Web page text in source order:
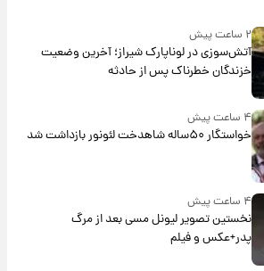
۲ ساعت پیش
آتش‌سوزی در لوناپارک شیراز؛ آخرین وضعیت
خزندگان خطرناک پس از حادثه
۴ ساعت پیش
خواستگار ۵۰ساله شاهدخت لئونور بازداشت شد
نخستین تصویر لیونل مسی بعد از مرگ
پدر+عکس و فیلم